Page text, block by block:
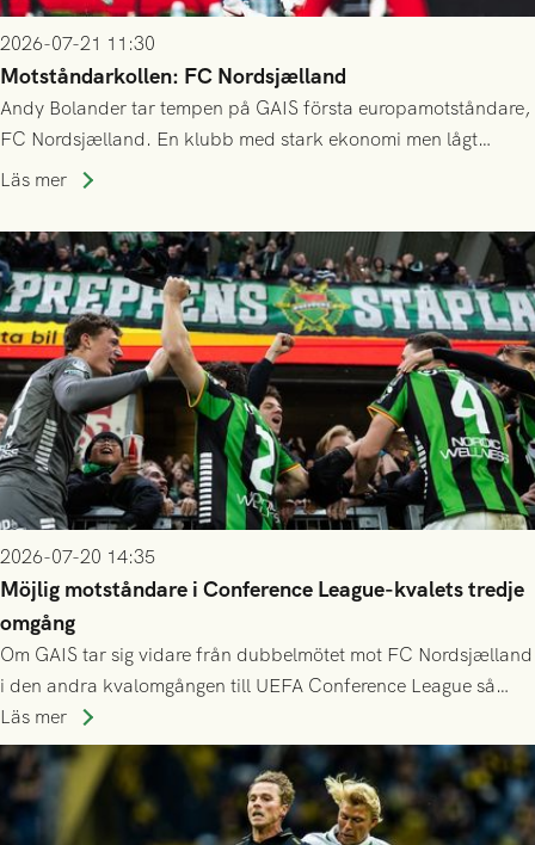
2026-07-21 11:30
Motståndarkollen: FC Nordsjælland
Andy Bolander tar tempen på GAIS första europamotståndare,
FC Nordsjælland. En klubb med stark ekonomi men lågt
publiksnitt, ett lag med både kollektiv styrka och individuell
Läs mer
2026-07-20 14:35
Möjlig motståndare i Conference League-kvalets tredje
omgång
Om GAIS tar sig vidare från dubbelmötet mot FC Nordsjælland
i den andra kvalomgången till UEFA Conference League så
spelas den tredje kvalomgången kort därpå. Motståndare blir
då vinnaren i mötet mellan isländska Valur och HŠK Zrinjski
Mostar från Bosnien och Hercegovina.
Läs mer